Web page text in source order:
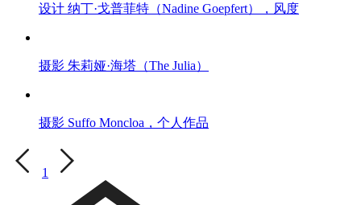
设计 纳丁·戈普菲特（Nadine Goepfert），风度
摄影 朱莉娅·海塔（The Julia）
摄影 Suffo Moncloa，个人作品
1